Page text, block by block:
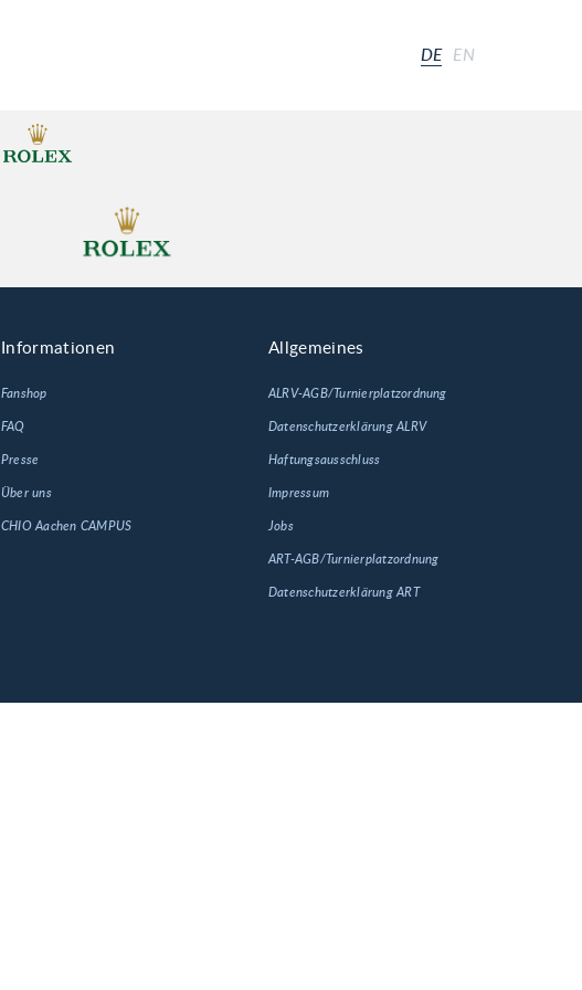
DE EN
Informationen
Fanshop
FAQ
Presse
Über uns
CHIO Aachen CAMPUS
Allgemeines
ALRV-AGB/Turnierplatzordnung
Datenschutzerklärung ALRV
Haftungsausschluss
Impressum
Jobs
ART-AGB/Turnierplatzordnung
Datenschutzerklärung ART